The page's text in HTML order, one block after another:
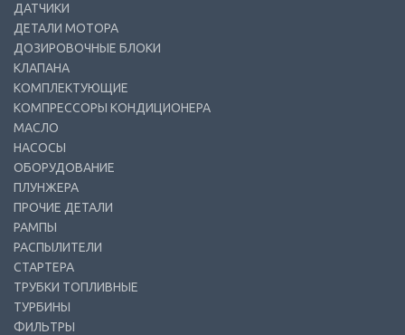
ДАТЧИКИ
ДЕТАЛИ МОТОРА
ДОЗИРОВОЧНЫЕ БЛОКИ
КЛАПАНА
КОМПЛЕКТУЮЩИЕ
КОМПРЕССОРЫ КОНДИЦИОНЕРА
МАСЛО
НАСОСЫ
ОБОРУДОВАНИЕ
ПЛУНЖЕРА
ПРОЧИЕ ДЕТАЛИ
РАМПЫ
РАСПЫЛИТЕЛИ
СТАРТЕРА
ТРУБКИ ТОПЛИВНЫЕ
ТУРБИНЫ
ФИЛЬТРЫ